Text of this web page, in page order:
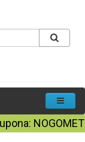
NOGOMET